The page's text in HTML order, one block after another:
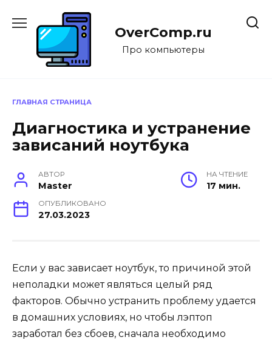
содержанию
OverComp.ru
Про компьютеры
ГЛАВНАЯ СТРАНИЦА
Диагностика и устранение
зависаний ноутбука
АВТОР
Master
НА ЧТЕНИЕ
17 мин.
ОПУБЛИКОВАНО
27.03.2023
Если у вас зависает ноутбук, то причиной этой
неполадки может являться целый ряд
факторов. Обычно устранить проблему удается
в домашних условиях, но чтобы лэптоп
заработал без сбоев, сначала необходимо